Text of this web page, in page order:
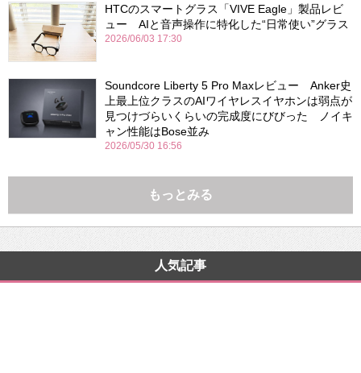
HTCのスマートグラス「VIVE Eagle」製品レビ
ュー AIと音声操作に特化した“日常使い”グラス
2026/06/03 17:30
Soundcore Liberty 5 Pro Maxレビュー Anker史
上最上位クラスのAIワイヤレスイヤホンは弱点が
見つけづらいくらいの完成度にびびった ノイキ
ャン性能はBose並み
2026/05/30 16:56
もっとみる
人気記事